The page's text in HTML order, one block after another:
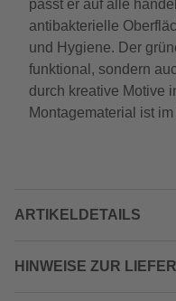
passt er auf alle
antibakterielle
und Hygiene. Der
funktional, sondern
durch kreative Motive
Montagematerial ist
ARTIKELDETAILS
HINWEISE ZUR